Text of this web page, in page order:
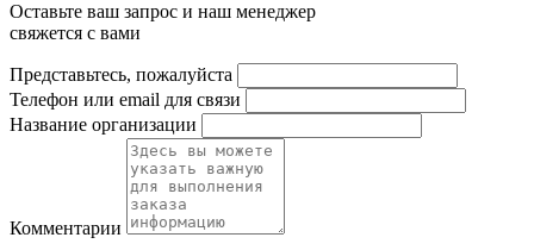
Оставьте ваш запрос и наш менеджер
свяжется с вами
Представьтесь, пожалуйста
Телефон или email для связи
Название организации
Комментарии